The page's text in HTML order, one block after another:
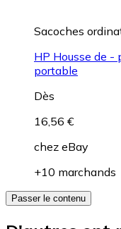
Sacoches
HP Housse de -
portable
Dès
16,56 €
chez eBay
+10 marchands
Passer le contenu